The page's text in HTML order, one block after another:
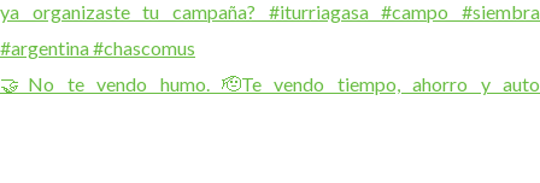
🤝No te vendo humo. 🫡Te vendo tiempo, ahorro y auto